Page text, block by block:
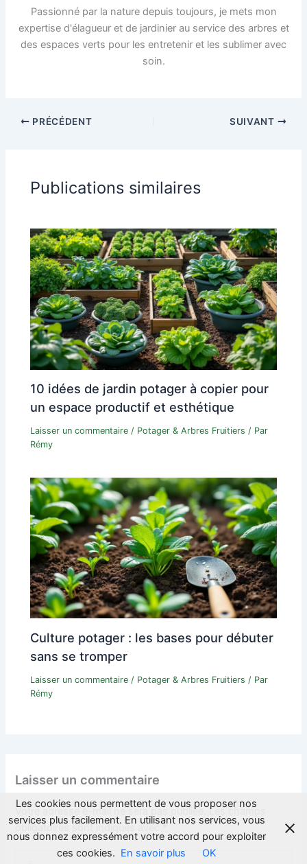
Passionné par la nature depuis toujours, je mets mon
expertise d'élagueur et de jardinier au service des arbres et
des espaces verts pour les entretenir et les sublimer avec
soin.
PRÉCÉDENT SUIVANT
Publications similaires
10 idées de jardin potager à copier pour
un espace productif et esthétique
Laisser un commentaire / Potager & Arbres Fruitiers / Par
Rémy
Culture potager : les bases pour débuter
sans se tromper
Laisser un commentaire / Potager & Arbres Fruitiers / Par
Rémy
Laisser un commentaire
Votre adresse e-mail ne sera pas publiée. Les champs
obligatoires sont indiqués avec*
Les cookies nous permettent de vous proposer nos
services plus facilement. En utilisant nos services, vous
nous donnez expressément votre accord pour exploiter
ces cookies. En savoir plus OK